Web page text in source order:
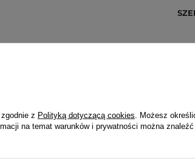
5/5
z Polityką dotyczącą cookies . Możesz
na temat warunków i prywatności można